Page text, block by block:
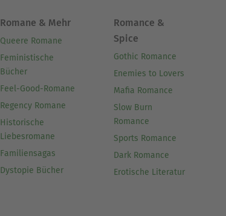
Romane & Mehr
Queere Romane
Feministische
Bücher
Feel-Good-Romane
Regency Romane
Historische
Liebesromane
Familiensagas
Dystopie Bücher
Romance &
Spice
Gothic Romance
Enemies to Lovers
Mafia Romance
Slow Burn
Romance
Sports Romance
Dark Romance
Erotische Literatur